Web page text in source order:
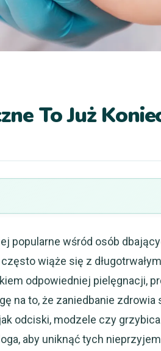
To Już
popularne wśród osób
wiąże się z
odpowiedniej pielęgnacji,
na to, że zaniedbanie zdrowia
odciski, modzele czy
aby uniknąć tych